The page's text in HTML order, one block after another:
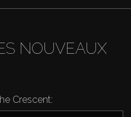
NOUVEAUX
Crescent: